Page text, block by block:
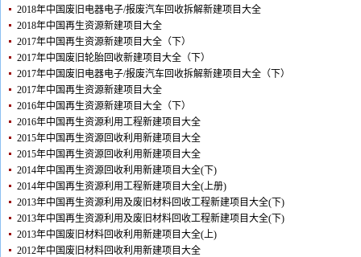
2018年中国废旧电器电子/报废汽车回收拆解新建项目大全
2018年中国再生资源新建项目大全
2017年中国再生资源新建项目大全（下）
2017年中国废旧轮胎回收新建项目大全（下）
2017年中国废旧电器电子/报废汽车回收拆解新建项目大全（下）
2017年中国再生资源新建项目大全
2016年中国再生资源新建项目大全（下）
2016年中国再生资源利用工程新建项目大全
2015年中国再生资源回收利用新建项目大全
2015年中国再生资源回收利用新建项目大全
2014年中国再生资源回收利用新建项目大全(下)
2014年中国再生资源利用工程新建项目大全(上册)
2013年中国再生资源利用及废旧材料回收工程新建项目大全(下)
2013年中国再生资源利用及废旧材料回收工程新建项目大全(下)
2013年中国废旧材料回收利用新建项目大全(上)
2012年中国废旧材料回收利用新建项目大全